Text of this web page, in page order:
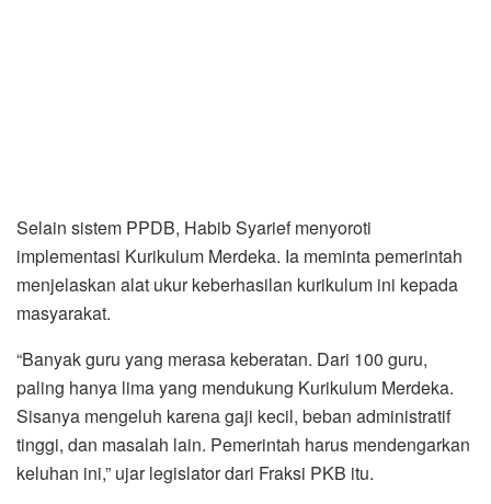
Selain sistem PPDB, Habib Syarief menyoroti
implementasi Kurikulum Merdeka. Ia meminta pemerintah
menjelaskan alat ukur keberhasilan kurikulum ini kepada
masyarakat.
“Banyak guru yang merasa keberatan. Dari 100 guru,
paling hanya lima yang mendukung Kurikulum Merdeka.
Sisanya mengeluh karena gaji kecil, beban administratif
tinggi, dan masalah lain. Pemerintah harus mendengarkan
keluhan ini,” ujar legislator dari Fraksi PKB itu.